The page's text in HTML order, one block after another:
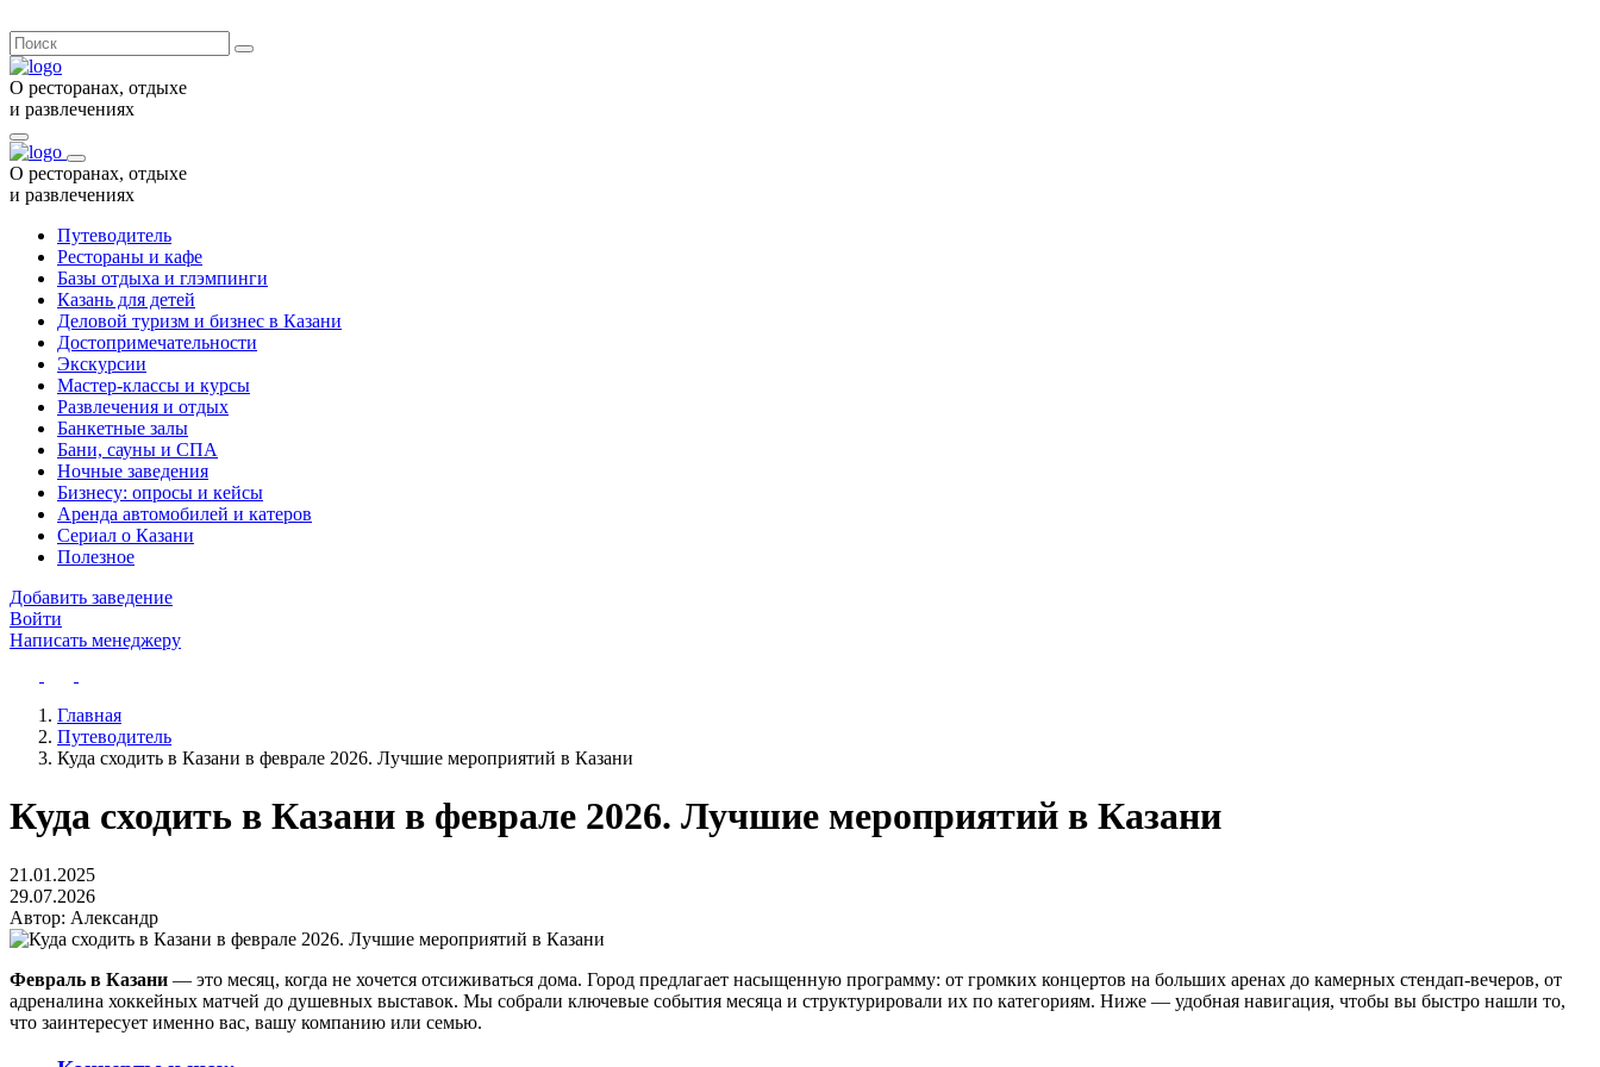
О ресторанах, отдыхе
и развлечениях
О ресторанах, отдыхе
и развлечениях
Путеводитель
Рестораны и кафе
Базы отдыха и глэмпинги
Казань для детей
Деловой туризм и бизнес в Казани
Достопримечательности
Экскурсии
Мастер-классы и курсы
Развлечения и отдых
Банкетные залы
Бани, сауны и СПА
Ночные заведения
Бизнесу: опросы и кейсы
Аренда автомобилей и катеров
Сериал о Казани
Полезное
Добавить заведение
Войти
Написать менеджеру
Главная
Путеводитель
Куда сходить в Казани в феврале 2026. Лучшие мероприятий в Казани
Куда сходить в Казани в феврале 2026. Лучшие мероприятий в Казани
21.01.2025
29.07.2026
Автор: Александр
Февраль в Казани — это месяц, когда не хочется отсиживаться дома. Город предлагает насыщенную программу: от громких концертов на больших аренах до камерных стендап-вечеров, от
адреналина хоккейных матчей до душевных выставок. Мы собрали ключевые события месяца и структурировали их по категориям. Ниже — удобная навигация, чтобы вы быстро нашли то,
что заинтересует именно вас, вашу компанию или семью.